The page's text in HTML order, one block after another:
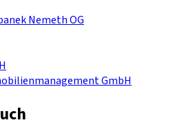
Nemeth OG
GmbH